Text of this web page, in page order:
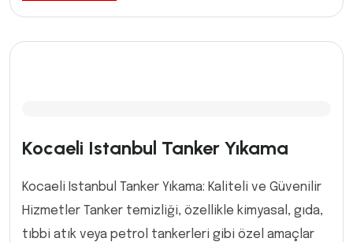
Kocaeli Istanbul Tanker Yıkama
Kocaeli Istanbul Tanker Yıkama: Kaliteli ve Güvenilir
Hizmetler Tanker temizliği, özellikle kimyasal, gıda,
tıbbi atık veya petrol tankerleri gibi özel amaçlar